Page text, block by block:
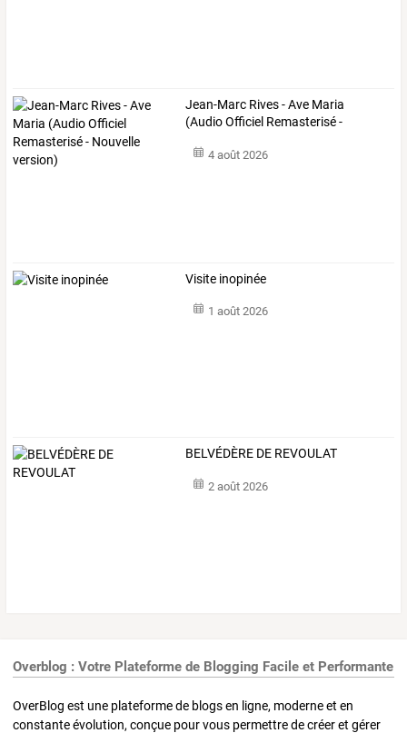
Jean-Marc Rives-Ave Maria
(AudioOfficiel Remasterisé-
4 août 2026
Visite inopinée
1 août 2026
BELVÉDÈRE DE REVOULAT
2 août 2026
Overblog : Votre Plateforme de Blogging Facile et Performante
OverBlog est une plateforme de blogs en ligne, moderne et en
constante évolution, conçue pour vous permettre de créer et gérer